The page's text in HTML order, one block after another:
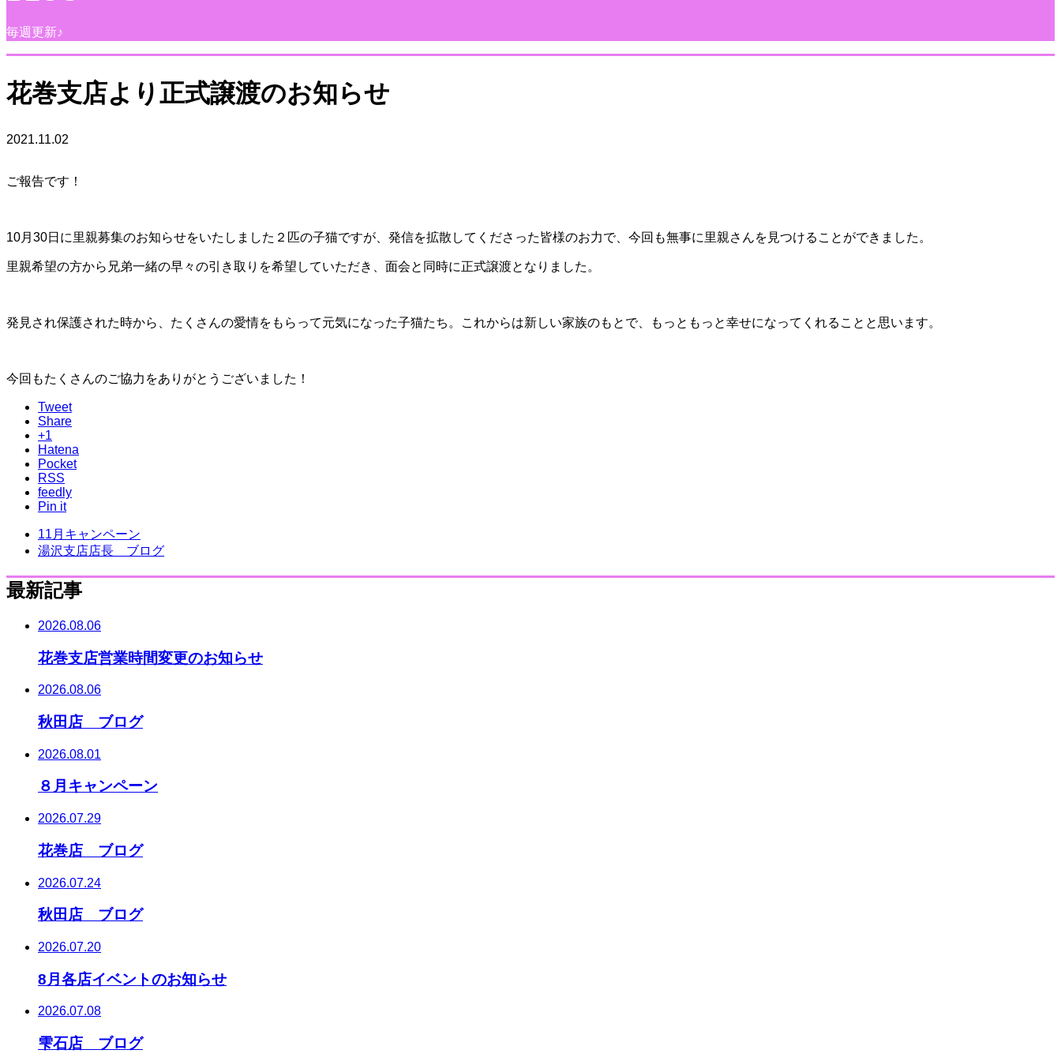
毎週更新♪
花巻支店より正式譲渡のお知らせ
2021.11.02
ご報告です！
10月30日に里親募集のお知らせをいたしました２匹の子猫ですが、発信を拡散してくださった皆様のお力で、今回も無事に里親さんを見つけることができました。
里親希望の方から兄弟一緒の早々の引き取りを希望していただき、面会と同時に正式譲渡となりました。
発見され保護された時から、たくさんの愛情をもらって元気になった子猫たち。これからは新しい家族のもとで、もっともっと幸せになってくれることと思います。
今回もたくさんのご協力をありがとうございました！
Tweet
Share
+1
Hatena
Pocket
RSS
feedly
Pin it
11月キャンペーン
湯沢支店店長 ブログ
最新記事
2026.08.06
花巻支店営業時間変更のお知らせ
2026.08.06
秋田店 ブログ
2026.08.01
８月キャンペーン
2026.07.29
花巻店 ブログ
2026.07.24
秋田店 ブログ
2026.07.20
8月各店イベントのお知らせ
2026.07.08
雫石店 ブログ